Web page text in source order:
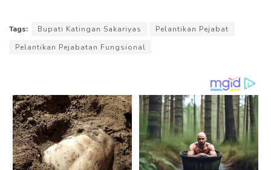
Tags: Bupati Katingan Sakariyas
Pelantikan Pejabat
Pelantikan Pejabatan Fungsional